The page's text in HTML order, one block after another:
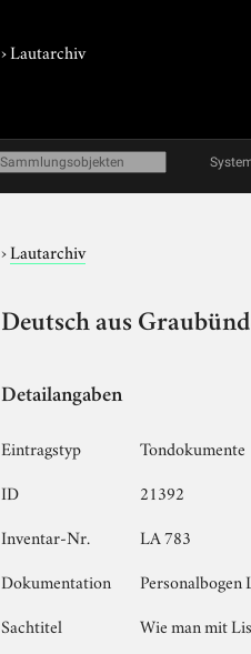
›Lautarchiv
›Lautarchiv
Deutsch aus
Detailangaben
Eintragstyp
Tondokumente
ID
21392
Inventar-Nr.
LA 783
Dokumentation
Personalbogen
Sachtitel
Wie man mit